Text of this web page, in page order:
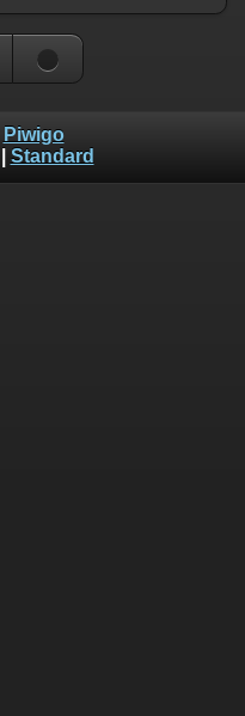
Piwigo
Standard